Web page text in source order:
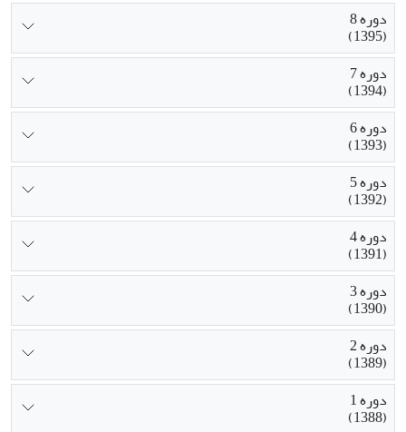
دوره 8
(1395)
دوره 7
(1394)
دوره 6
(1393)
دوره 5
(1392)
دوره 4
(1391)
دوره 3
(1390)
دوره 2
(1389)
دوره 1
(1388)